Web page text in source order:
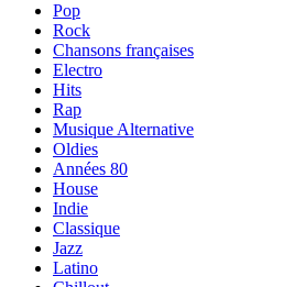
Pop
Rock
Chansons françaises
Electro
Hits
Rap
Musique Alternative
Oldies
Années 80
House
Indie
Classique
Jazz
Latino